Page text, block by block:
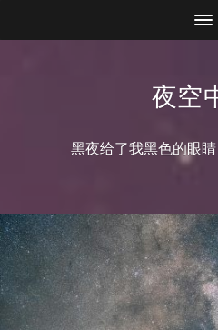
夜空
黑夜给了我黑色的眼